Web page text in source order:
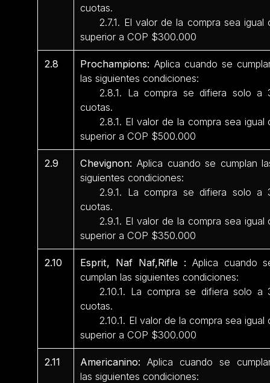
cuotas.
2.7.1. El valor de la compra sea igual
superior a COP $300.000
2.8 Prochampions: Aplica cuando se
las siguientes condiciones:
2.8.1. La compra se difiera solo a
cuotas.
2.8.1. El valor de la compra sea igual
superior a COP $500.000
2.9 Chevignon: Aplica cuando se cumplan
siguientes condiciones:
2.9.1. La compra se difiera solo a
cuotas.
2.9.1. El valor de la compra sea igual
superior a COP $350.000
2.10 Esprit, Naf Naf,Rifle : Aplica cuando
cumplan las siguientes condiciones:
2.10.1. La compra se difiera solo a
cuotas.
2.10.1. El valor de la compra sea igual
superior a COP $300.000
2.11 Americanino: Aplica cuando se
las siguientes condiciones: